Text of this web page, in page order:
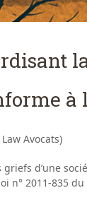
à
Avocats)
d’une
n° 2011-835